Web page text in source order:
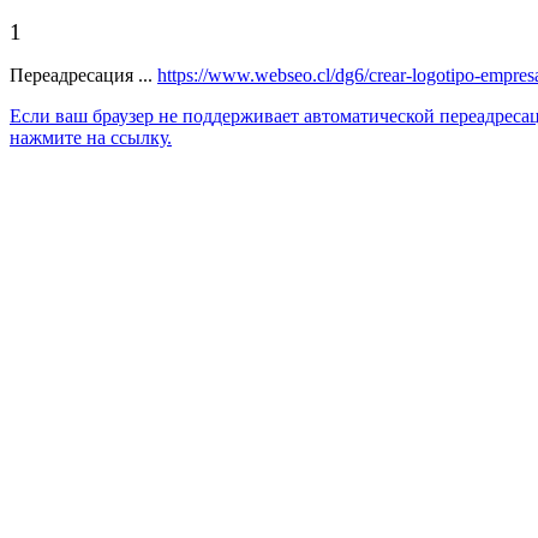
1
Переадресация ... https://www.webseo.cl/dg6/crear-logotipo-
Если ваш браузер не поддерживает автоматической
нажмите на ссылку.